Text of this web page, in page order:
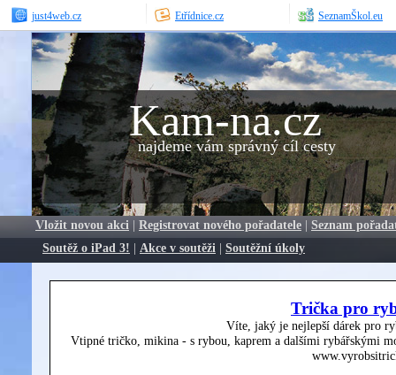
just4web.cz Etřídnice.cz SeznamŠkol.eu
Kam-na.cz
najdeme vám správný cíl cesty
Vložit novou akci | Registrovat nového pořadatele | Seznam
Soutěž o iPad 3! | Akce v soutěži | Soutěžní úkoly
Trička pro
Víte, jaký je nejlepší dárek pro
Vtipné tričko, mikina - s rybou, kaprem a dalšími rybářskými